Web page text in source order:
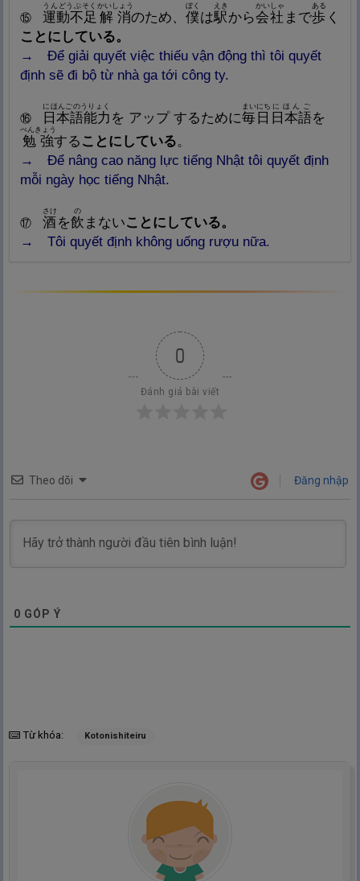
⑮ 運動
Nghĩa: Động đậy, cử động, hoạt
động
不足
うんどうぶそく
解
Nghĩa: Tháo gỡ, giải thích, giải
消
Nghĩa: Tiêu tan, biến mất, tiêu
かいしょう
のため、 僕
Nghĩa: Tôi, tao tớ, người hầu,
đầy tớ
ぼく
は駅
えき
から会社
かいしゃ
まで歩
ある
く
ことにしている。
→ Để giải quyết việc thiếu vận động thì tôi quyết
định sẽ đi bộ từ nhà ga tới công ty.
⑯ 日 本
Nghĩa: Gốc, rễ, cội nguồn của
語能
Nghĩa: Tài năng, khả năng, vai
力
にほんごのうりょく
を アップ するために毎 日
まいにち
日 本
Nghĩa: Gốc, rễ, cội nguồn của
語
にほんご
を
勉
Nghĩa: Cố sức, cố gắng, siêng
強
べんきょう
する ことにしている。
→ Để nâng cao năng lực tiếng Nhật tôi quyết định
mỗi ngày học tiếng Nhật.
⑰ 酒
さけ
を飲
の
まないことにしている。
→ Tôi quyết định không uống rượu nữa.
0
Đánh giá bài viết
Theo dõi Đăng nhập
0 GÓP Ý
Từ khóa: Kotonishiteiru